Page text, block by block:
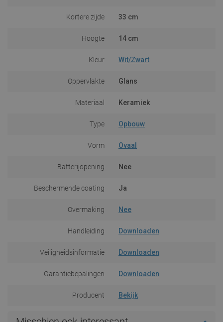
Kortere zijde 33 cm
Hoogte 14 cm
Kleur Wit/Zwart
Oppervlakte Glans
Materiaal Keramiek
Type Opbouw
Vorm Ovaal
Batterijopening Nee
Beschermende coating Ja
Overmaking Nee
Handleiding Downloaden
Veiligheidsinformatie Downloaden
Garantiebepalingen Downloaden
Producent Bekijk